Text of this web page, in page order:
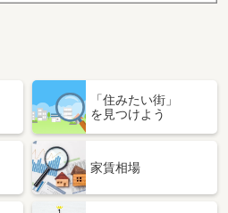
「住みたい街」
を見つけよう
家賃相場